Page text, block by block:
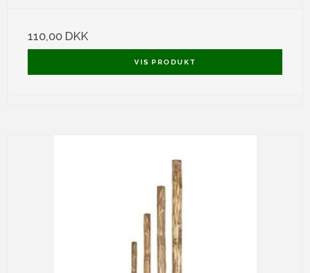
110,00 DKK
VIS PRODUKT